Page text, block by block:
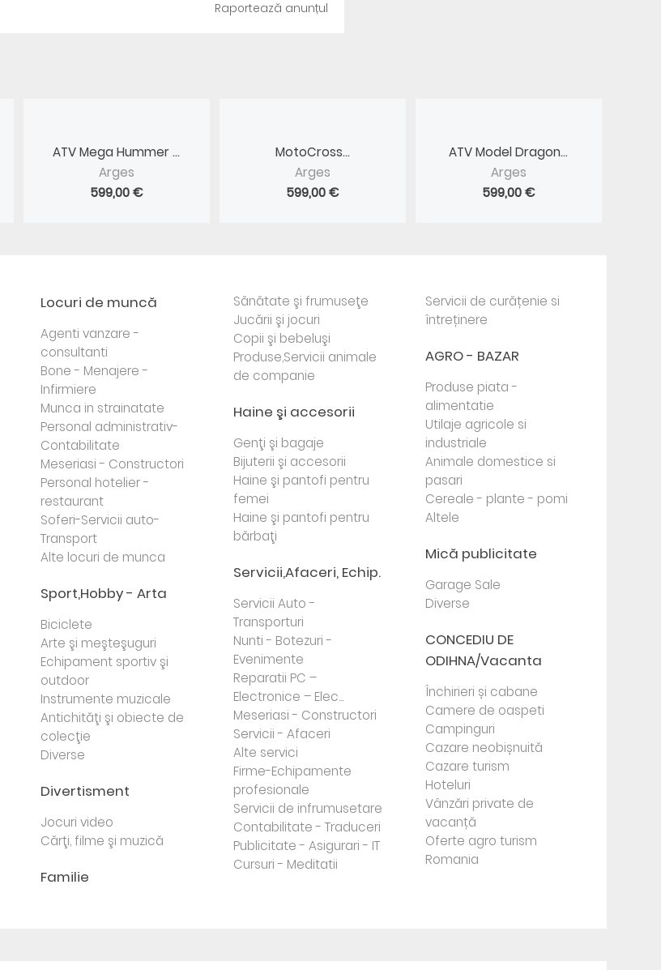
Raportează anunțul
ATV Mega Hummer ...
Arges
599,00 €
MotoCross...
Arges
599,00 €
ATV Model Dragon...
Arges
599,00 €
Locuri de muncă
Agenti vanzare -
consultanti
Bone - Menajere -
Infirmiere
Munca in strainatate
Personal administrativ-
Contabilitate
Meseriasi - Constructori
Personal hotelier -
restaurant
Soferi-Servicii auto-
Transport
Alte locuri de munca
Sport,Hobby - Arta
Biciclete
Arte şi meşteşuguri
Echipament sportiv şi
outdoor
Instrumente muzicale
Antichităţi şi obiecte de
colecţie
Diverse
Divertisment
Jocuri video
Cărţi, filme şi muzică
Familie
Sănătate şi frumuseţe
Jucării şi jocuri
Copii şi bebeluşi
Produse,Servicii animale
de companie
Haine şi accesorii
Genţi şi bagaje
Bijuterii şi accesorii
Haine şi pantofi pentru
femei
Haine şi pantofi pentru
bărbaţi
Servicii,Afaceri, Echip.
Servicii Auto -
Transporturi
Nunti - Botezuri -
Evenimente
Reparatii PC –
Electronice – Elec...
Meseriasi - Constructori
Servicii - Afaceri
Alte servici
Firme-Echipamente
profesionale
Servicii de infrumusetare
Contabilitate - Traduceri
Publicitate - Asigurari - IT
Cursuri - Meditatii
Servicii de curățenie si
întreținere
AGRO - BAZAR
Produse piata -
alimentatie
Utilaje agricole si
industriale
Animale domestice si
pasari
Cereale - plante - pomi
Altele
Mică publicitate
Garage Sale
Diverse
CONCEDIU DE
ODIHNA/Vacanta
Închirieri și cabane
Camere de oaspeti
Campinguri
Cazare neobișnuită
Cazare turism
Hoteluri
Vânzări private de
vacanță
Oferte agro turism
Romania